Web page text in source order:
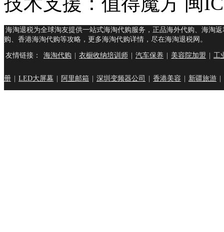
海淘退税为全球淘友提供一站式海淘代购服务，正品海外代购、海淘
购、香港海淘代购等攻略，更多海淘代购详情，尽在海淘退税网。
友情链接： 海淘代购 | 衣橱收纳培训师 | 汽车保养 | 美容院加盟 | 工
册 | LED大屏幕 | 阿里邮箱 | 深圳变频器公司 | 香港美容 | 新疆旅游 |